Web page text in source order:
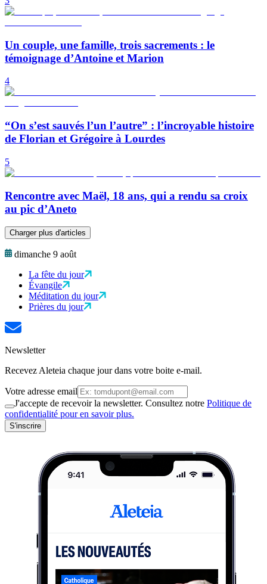
Un couple, une famille, trois sacrements : le
témoignage d’Antoine et Marion
4
“On s’est sauvés l’un l’autre” : l’incroyable histoire
de Florian et Grégoire à Lourdes
5
Rencontre avec Maël, 18 ans, qui a rendu sa croix
au pic d’Aneto
Charger plus d'articles
dimanche 9 août
La fête du jour
Évangile
Méditation du jour
Prières du jour
Newsletter
Recevez Aleteia chaque jour dans votre boite e-mail.
Votre adresse email
J'accepte de recevoir la newsletter. Consultez notre Politique de
confidentialité pour en savoir plus.
S'inscrire